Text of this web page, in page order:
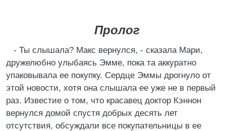
Пролог
- Ты слышала? Макс вернулся, - сказала Мари,
дружелюбно улыбаясь Эмме, пока та аккуратно
упаковывала ее покупку. Сердце Эммы дрогнуло от
этой новости, хотя она слышала ее уже не в первый
раз. Известие о том, что красавец доктор Кэннон
вернулся домой спустя добрых десять лет
отсутствия, обсуждали все покупательницы в ее